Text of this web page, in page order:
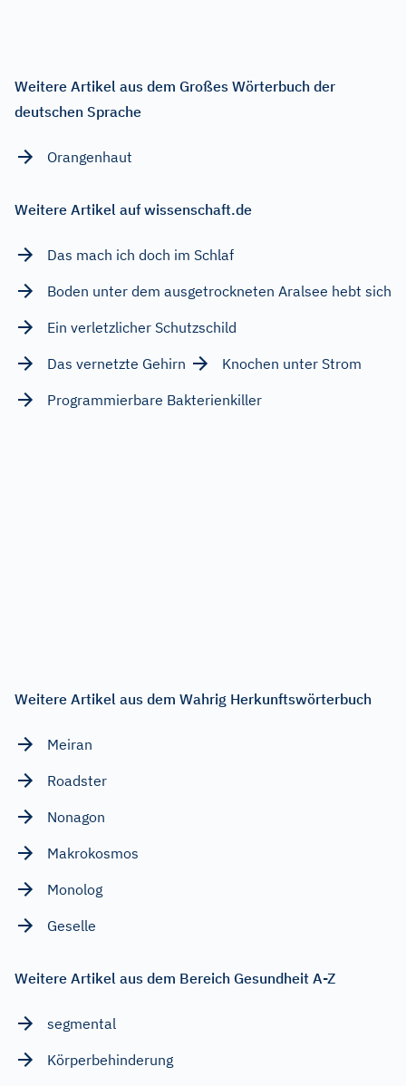
Weitere Artikel aus dem Großes Wörterbuch der
deutschen Sprache
Orangenhaut
Weitere Artikel auf wissenschaft.de
Das mach ich doch im Schlaf
Boden unter dem ausgetrockneten Aralsee hebt sich
Ein verletzlicher Schutzschild
Das vernetzte Gehirn
Knochen unter Strom
Programmierbare Bakterienkiller
Weitere Artikel aus dem Wahrig Herkunftswörterbuch
Meiran
Roadster
Nonagon
Makrokosmos
Monolog
Geselle
Weitere Artikel aus dem Bereich Gesundheit A-Z
segmental
Körperbehinderung